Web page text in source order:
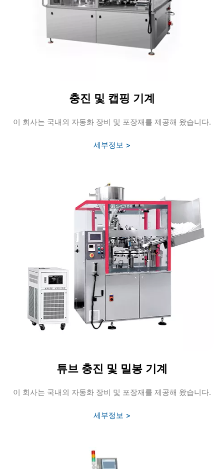
충진 및 캡핑 기계
이 회사는 국내외 자동화 장비 및 포장재를 제공해 왔습니다.
세부정보 >
튜브 충진 및 밀봉 기계
이 회사는 국내외 자동화 장비 및 포장재를 제공해 왔습니다.
세부정보 >